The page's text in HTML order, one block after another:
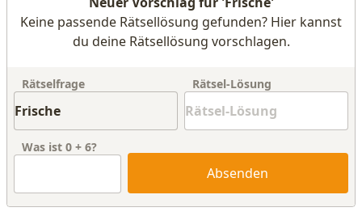
Keine passende Rätsellösung gefunden? Hier kannst
du deine Rätsellösung vorschlagen.
Rätselfrage Rätsel-Lösung
Was ist 0 + 6?
Absenden